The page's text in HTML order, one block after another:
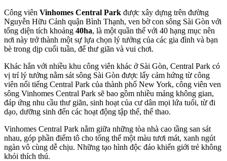
Công viên Vinhomes Central Park được xây dựng trên đường
Nguyễn Hữu Cảnh quận Bình Thạnh, ven bờ con sông Sài Gòn với
tổng diện tích khoảng 40ha, là một quần thể với 40 hạng mục nên
nơi này trở thành một sự lựa chọn lý tưởng của các gia đình và bạn
bè trong dịp cuối tuần, để thư giãn và vui chơi.
Khác hẳn với nhiều khu công viên khác ở Sài Gòn, Central Park có
vị trí lý tưởng nằm sát sông Sài Gòn được lấy cảm hứng từ công
viên nổi tiếng Central Park của thành phố New York, công viên ven
sông Vinhomes Central Park sẽ bao gồm nhiều mảng không gian,
đáp ứng nhu cầu thư giãn, sinh hoạt của cư dân mọi lứa tuổi, từ đi
dạo, dưỡng sinh đến các hoạt động tập thể, thể thao.
Vinhomes Central Park nằm giữa những tòa nhà cao tầng san sát
nhau, góp phần điểm tô cho tổng thể một màu tươi mát, xanh ngút
ngàn vô cùng dễ chịu. Những tạo hình độc đáo khiến giới trẻ không
khỏi thích thú.